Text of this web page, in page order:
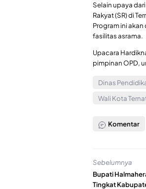
Selain upaya
Rakyat (SR) di
Program ini
fasilitas asrama.
Upacara
pimpinan OPD,
Dinas
Wali Kota
Komentar
Sebelumnya
Bupati
Tingkat